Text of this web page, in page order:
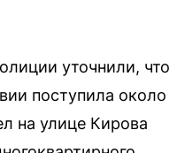
уточнили, что
поступила около
на улице Кирова